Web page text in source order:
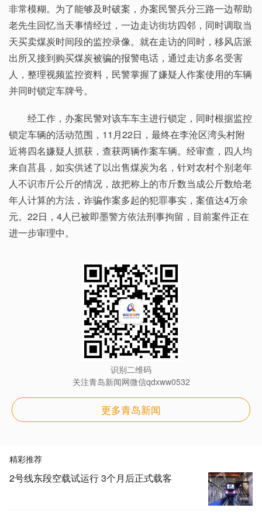
非常模糊。为了能够及时破案，办案民警兵分三路一边帮助
老先生回忆当天事情经过，一边走访街坊四邻，同时调取当
天买卖煤炭时间段的监控录像。就在走访的同时，移风店派
出所又接到购买煤炭被骗的报警电话，通过走访多名受害
人，整理视频监控资料，民警掌握了嫌疑人作案使用的车辆
并同时锁定车牌号。
经工作，办案民警对该车车主进行锁定，同时根据监控
锁定车辆的活动范围，11月22日，最终在李沧区湾头村附
近将四名嫌疑人抓获，查获两辆作案车辆。经审查，四人均
来自莒县，如实供述了以出售煤炭为名，针对农村个别老年
人不识市斤公斤的情况，故把称上的市斤数当成公斤数给老
年人计算的方法，诈骗作案多起的犯罪事实，案值达4万余
元。22日，4人已被即墨警方依法刑事拘留，目前案件正在
进一步审理中。
识别二维码
关注青岛新闻网微信qdxww0532
更多青岛新闻
精彩推荐
2号线东段空载试运行 3个月后正式载客